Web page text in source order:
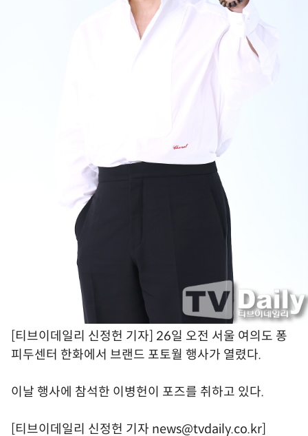
[티브이데일리 신정헌 기자] 26일 오전 서울 여의도 퐁
피두센터 한화에서 브랜드 포토월 행사가 열렸다.
이날 행사에 참석한 이병헌이 포즈를 취하고 있다.
[티브이데일리 신정헌 기자 news@tvdaily.co.kr]